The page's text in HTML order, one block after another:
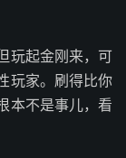
玩起金刚来，可
玩家。刷得比你
本不是事儿，看